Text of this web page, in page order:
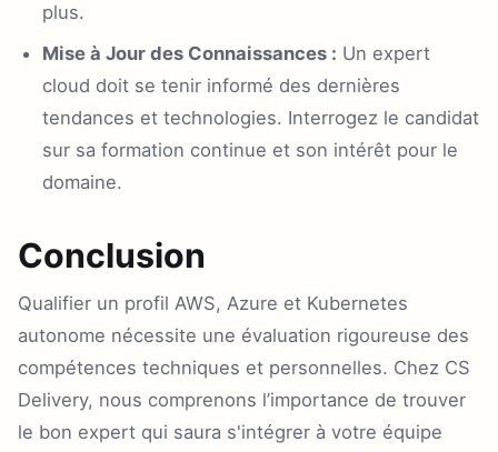
plus.
Mise à Jour des Connaissances : Un expert
cloud doit se tenir informé des dernières
tendances et technologies. Interrogez le candidat
sur sa formation continue et son intérêt pour le
domaine.
Conclusion
Qualifier un profil AWS, Azure et Kubernetes
autonome nécessite une évaluation rigoureuse des
compétences techniques et personnelles. Chez CS
Delivery, nous comprenons l’importance de trouver
le bon expert qui saura s'intégrer à votre équipe